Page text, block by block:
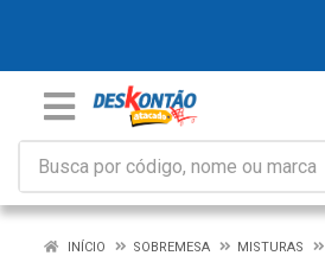
INÍCIO SOBREMESA
MISTURAS